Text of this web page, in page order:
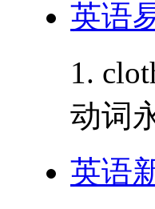
英语
1.
动词
英语